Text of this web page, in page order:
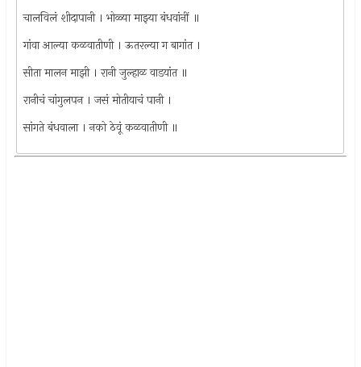
चालविलं शीदापानी । भोळ्या माझ्या बंधवांनीं ॥
गांवा आल्या कळवातीणी । ऊतरल्या ग बागांत ।
सीता मालन माझी । रानी जुल्हाळ वाडयांत ॥
रानीचं चांगुलपन । जसं मोतीयाचं पानी ।
सांगते बंधवाला । नको ठेवूं कळवातीणी ॥